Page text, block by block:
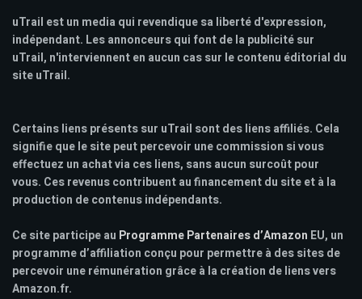
uTrail est un media qui revendique sa liberté d'expression,
indépendant. Les annonceurs qui font de la publicité sur
uTrail, n'interviennent en aucun cas sur le contenu éditorial du
site uTrail.
Certains liens présents sur uTrail sont des liens affiliés. Cela
signifie que le site peut percevoir une commission si vous
effectuez un achat via ces liens, sans aucun surcoût pour
vous. Ces revenus contribuent au financement du site et à la
production de contenus indépendants.
Ce site participe au Programme Partenaires d’Amazon EU, un
programme d’affiliation conçu pour permettre à des sites de
percevoir une rémunération grâce à la création de liens vers
Amazon.fr.